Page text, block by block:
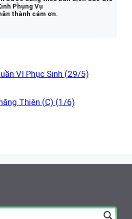
Phụng Vụ
thành cám ơn.
VI Phục Sinh (29/5)
Thiên (C) (1/6)